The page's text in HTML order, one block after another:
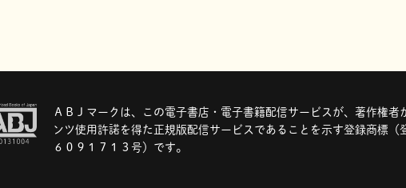
ＡＢＪマークは、この電子書店・電子書籍配信サービスが、著作権者
ンツ使用許諾を得た正規版配信サービスであることを示す登録商標（
６０９１７１３号）です。